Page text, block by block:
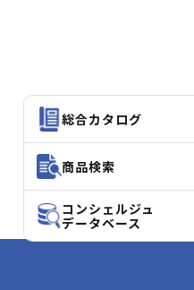
総合カタログ
商品検索
コンシェルジュ
データベース